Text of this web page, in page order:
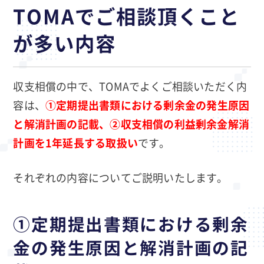
TOMAでご相談頂くこと
が多い内容
収支相償の中で、TOMAでよくご相談いただく内
容は、①定期提出書類における剰余金の発生原因
と解消計画の記載、②収支相償の利益剰余金解消
計画を1年延長する取扱いです。
それぞれの内容についてご説明いたします。
①定期提出書類における剰余
金の発生原因と解消計画の記